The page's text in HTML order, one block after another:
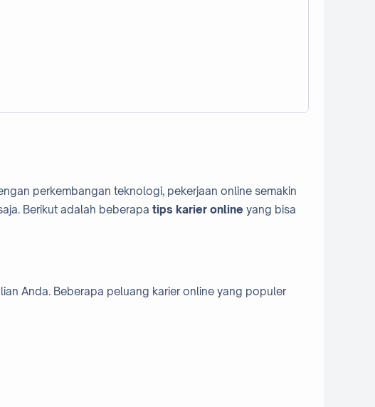
perkembangan teknologi, pekerjaan online semakin
Berikut adalah beberapa tips karier online yang bisa
Anda. Beberapa peluang karier online yang populer